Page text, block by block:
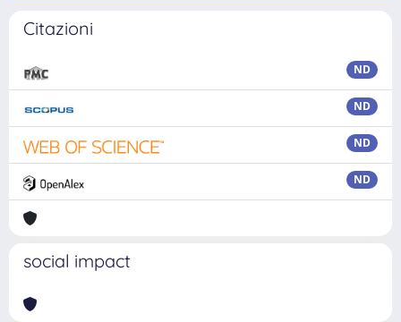
Citazioni
ND
ND
ND
ND
social impact